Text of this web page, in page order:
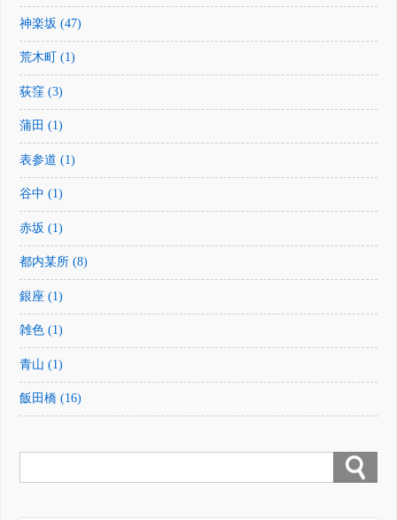
神楽坂 (47)
荒木町 (1)
荻窪 (3)
蒲田 (1)
表参道 (1)
谷中 (1)
赤坂 (1)
都内某所 (8)
銀座 (1)
雑色 (1)
青山 (1)
飯田橋 (16)